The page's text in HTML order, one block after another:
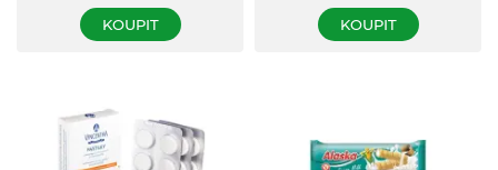
KOUPIT KOUPIT